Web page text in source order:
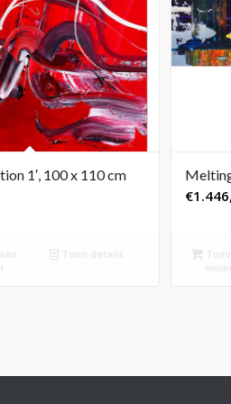
1′, 100 x 110 cm
Toon details
€